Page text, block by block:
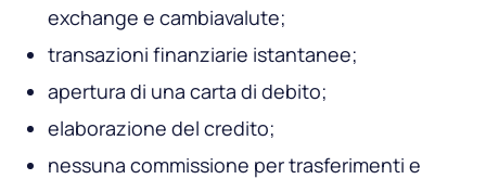
exchange e cambiavalute;
transazioni finanziarie istantanee;
apertura di una carta di debito;
elaborazione del credito;
nessuna commissione per trasferimenti e